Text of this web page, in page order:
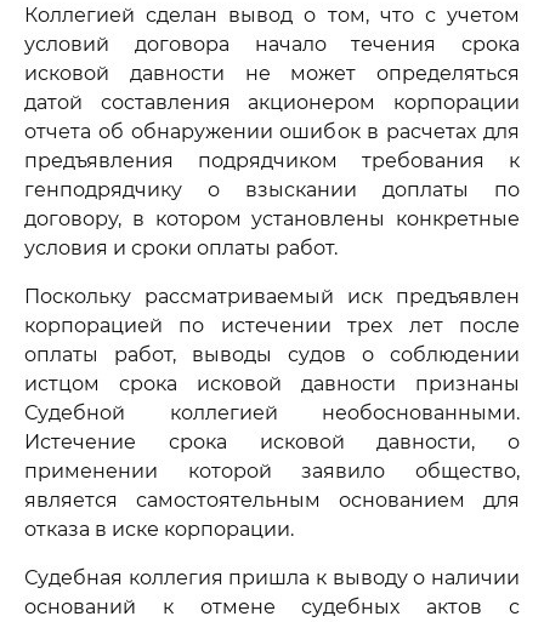
Коллегией сделан вывод о том, что с учетом
условий договора начало течения срока
исковой давности не может определяться
датой составления акционером корпорации
отчета об обнаружении ошибок в расчетах для
предъявления подрядчиком требования к
генподрядчику о взыскании доплаты по
договору, в котором установлены конкретные
условия и сроки оплаты работ.
Поскольку рассматриваемый иск предъявлен
корпорацией по истечении трех лет после
оплаты работ, выводы судов о соблюдении
истцом срока исковой давности признаны
Судебной коллегией необоснованными.
Истечение срока исковой давности, о
применении которой заявило общество,
является самостоятельным основанием для
отказа в иске корпорации.
Судебная коллегия пришла к выводу о наличии
оснований к отмене судебных актов с